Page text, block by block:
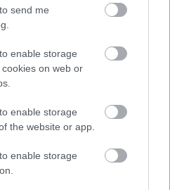
send me
enable storage
on web or
enable storage
the website or app.
enable storage
bajnoki címe sokkal
lenne, mint a
hogy ebben komoly
is, aki egy különleges
élné meg, ugyanakkor
kategóriába tartozna.
hiszen Pakson
Volt három nagyon